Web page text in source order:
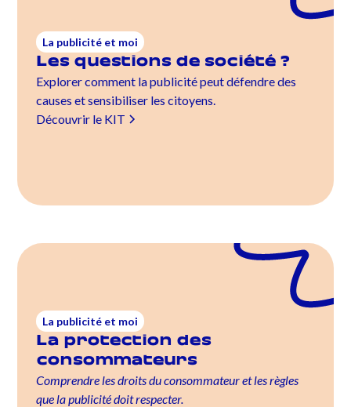
La publicité et moi
Les questions de société ?
Explorer comment la publicité peut défendre des
causes et sensibiliser les citoyens.
Découvrir le KIT
La publicité et moi
La protection des
consommateurs
Comprendre les droits du consommateur et les règles
que la publicité doit respecter.